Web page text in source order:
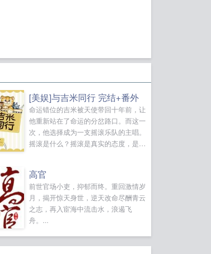
[美娱]与吉米同行 完结+番外
命运错位的吉米被天使带回十年前，让
他重新站在了命运的分岔路口。而这一
次，他选择成为一支摇滚乐队的主唱。
摇滚是什么？摇滚是真实的态度，是力
的生活。本文题材新颖，故事有趣，借
主角吉米的视角，讲述了一支摇滚乐队
的日常快乐生活。鼓手敲门也要敲出节
奏，贝斯手一天到晚嘣嘣嘣，主唱和吉
他手时而相亲相爱，又时而相爱相杀。
但当这一群逗比站到舞台上，就能呼风
唤雨无所不能！与吉米同行，带你一览
高官
前世官场小吏，抑郁而终。重回激情岁
月，揭开惊天身世，逆天改命尽酬青云
之志，再入宦海中流击水，浪遏飞
舟。...